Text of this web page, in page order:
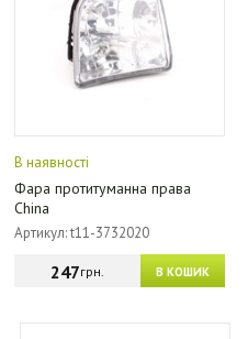
В наявності
Фара протитуманна права
China
Артикул: t11-3732020
В КОШИК
247грн.